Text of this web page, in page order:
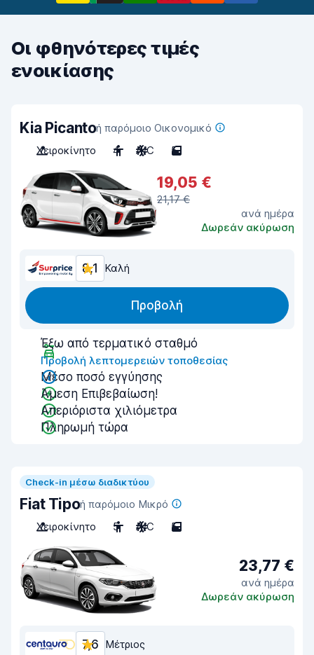
Οι φθηνότερες τιμές
ενοικίασης
Kia Picantoή παρόμοιο Οικονομικό
Χειροκίνητο
4 A/C 5
19,05 €
21,17 €
ανά ημέρα
Δωρεάν ακύρωση
8,1 Καλή
Προβολή
Έξω από τερματικό σταθμό
Προβολή λεπτομερειών τοποθεσίας
Μέσο ποσό εγγύησης
Άμεση Επιβεβαίωση!
Απεριόριστα χιλιόμετρα
Πληρωμή τώρα
Check-in μέσω διαδικτύου
Fiat Tipoή παρόμοιο Μικρό
Χειροκίνητο
5 A/C 5
23,77 €
ανά ημέρα
Δωρεάν ακύρωση
7,6 Μέτριος